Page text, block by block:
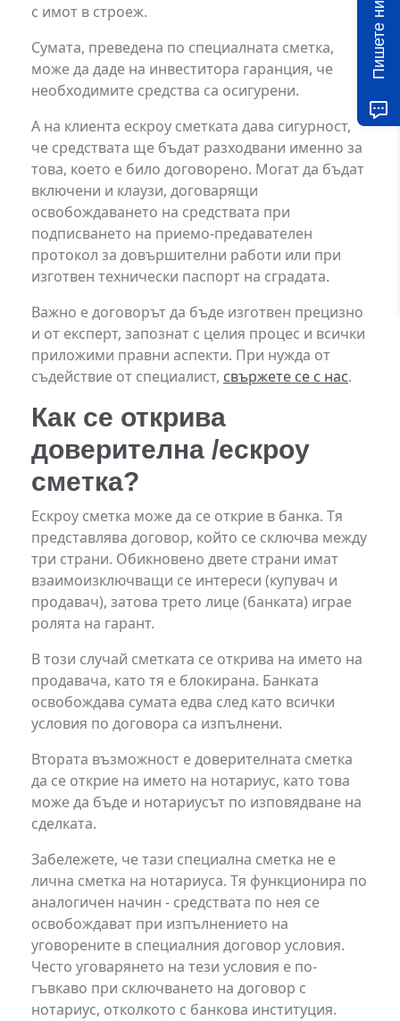
с имот в строеж.
Сумата, преведена по специалната сметка,
може да даде на инвеститора гаранция, че
необходимите средства са осигурени.
А на клиента ескроу сметката дава сигурност,
че средствата ще бъдат разходвани именно за
това, което е било договорено. Могат да бъдат
включени и клаузи, договарящи
освобождаването на средствата при
подписването на приемо-предавателен
протокол за довършителни работи или при
изготвен технически паспорт на сградата.
Важно е договорът да бъде изготвен прецизно
и от експерт, запознат с целия процес и всички
приложими правни аспекти. При нужда от
съдействие от специалист, свържете се с нас.
Как се открива
доверителна /ескроу
сметка?
Ескроу сметка може да се открие в банка. Тя
представлява договор, който се сключва между
три страни. Обикновено двете страни имат
взаимоизключващи се интереси (купувач и
продавач), затова трето лице (банката) играе
ролята на гарант.
В този случай сметката се открива на името на
продавача, като тя е блокирана. Банката
освобождава сумата едва след като всички
условия по договора са изпълнени.
Втората възможност е доверителната сметка
да се открие на името на нотариус, като това
може да бъде и нотариусът по изповядване на
сделката.
Забележете, че тази специална сметка не е
лична сметка на нотариуса. Тя функционира по
аналогичен начин - средствата по нея се
освобождават при изпълнението на
уговорените в специалния договор условия.
Често уговарянето на тези условия е по-
гъвкаво при сключването на договор с
нотариус, отколкото с банкова институция.
Пишете ни!